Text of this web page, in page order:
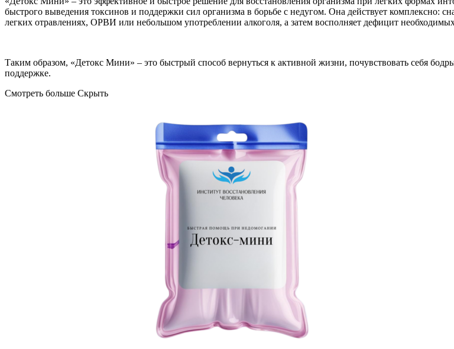
быстрого выведения токсинов и поддержки сил организма в борьбе с недугом. Она действует комплексно:
легких отравлениях, ОРВИ или небольшом употреблении алкоголя, а затем восполняет дефицит
Таким образом, «Детокс Мини» – это быстрый способ вернуться к активной жизни, почувствовать себя
поддержке.
Смотреть больше Скрыть